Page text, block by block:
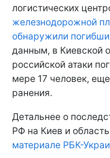
логистических
железнодорожной
обнаружили
данным, в Киевской
российской атаки
мере 17 человек,
ранения.
Детальнее о
РФ на Киев и
материале РБК-